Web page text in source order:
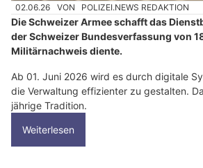
02.06.26 VON POLIZEI.NEWS REDAKTION
Die Schweizer Armee schafft das
der Schweizer Bundesverfassung von
Militärnachweis diente.
Ab 01. Juni 2026 wird es durch digitale
die Verwaltung effizienter zu gestalten.
jährige Tradition.
Weiterlesen